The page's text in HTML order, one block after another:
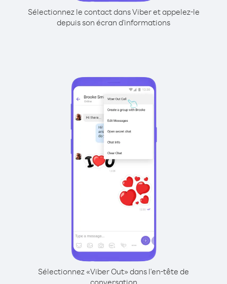
Sélectionnez le contact dans Viber et appelez-le
depuis son écran d'informations
Sélectionnez «Viber Out» dans l'en-tête de
conversation